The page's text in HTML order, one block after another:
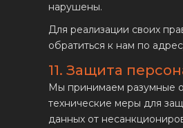
нарушены.
Для реализации своих
обратиться к нам по
11. Защита
Мы принимаем разумные
технические меры для
данных от